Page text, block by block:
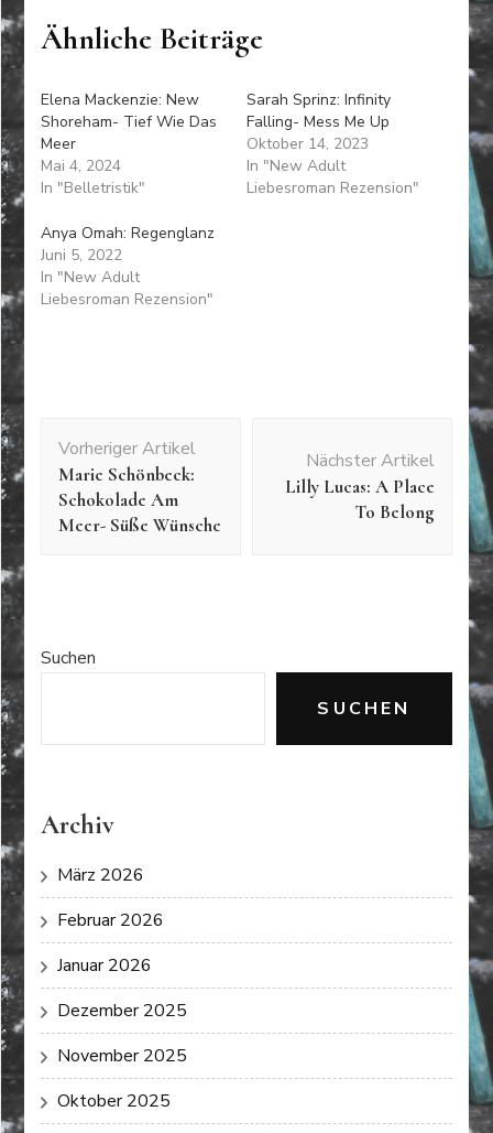
Ähnliche Beiträge
Elena Mackenzie: New
Shoreham- Tief Wie Das
Meer
Mai 4, 2024
In "Belletristik"
Sarah Sprinz: Infinity
Falling- Mess Me Up
Oktober 14, 2023
In "New Adult
Liebesroman Rezension"
Anya Omah: Regenglanz
Juni 5, 2022
In "New Adult
Liebesroman Rezension"
Vorheriger Artikel
Marie Schönbeck:
Schokolade Am
Meer- Süße Wünsche
Nächster Artikel
Lilly Lucas: A Place
To Belong
Suchen
SUCHEN
Archiv
März 2026
Februar 2026
Januar 2026
Dezember 2025
November 2025
Oktober 2025